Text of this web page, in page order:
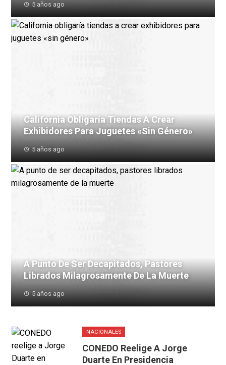
5 años ago
California Obligaría Tiendas A Crear
Exhibidores Para Juguetes «sin Género»
5 años ago
A Punto De Ser Decapitados, Pastores
Librados Milagrosamente De La Muerte
5 años ago
NACIONALES
CONEDO Reelige A Jorge
Duarte En Presidencia